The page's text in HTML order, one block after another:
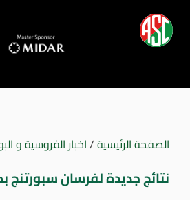
الصفحة الرئيسية/اخبار الفروسية و
نتائج جديدة لفرسان سبورتنج